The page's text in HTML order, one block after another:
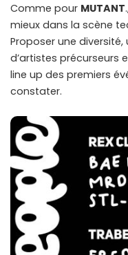
Comme pour MUTANT
mieux dans la scène
Proposer une
d’artistes précurseurs
line up des premiers
constater.